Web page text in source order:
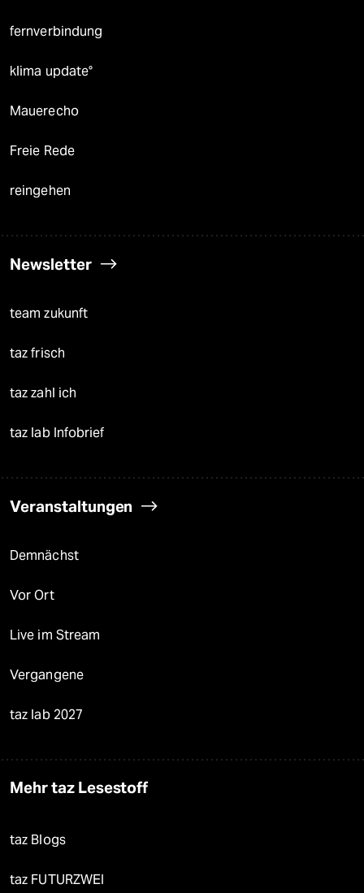
fernverbindung
klima update°
Mauerecho
Freie Rede
reingehen
Newsletter
team zukunft
taz frisch
taz zahl ich
taz lab Infobrief
Veranstaltungen
Demnächst
Vor Ort
Live im Stream
Vergangene
taz lab 2027
Mehr taz Lesestoff
taz Blogs
taz FUTURZWEI